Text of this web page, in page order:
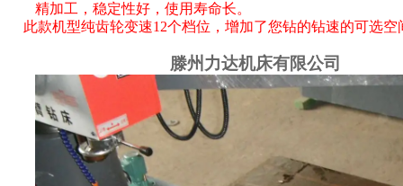
精加工，稳定性好，使用寿命长。
此款机型纯齿轮变速12个档位，增加了您钻的钻速的可选空
滕州力达机床有限公司